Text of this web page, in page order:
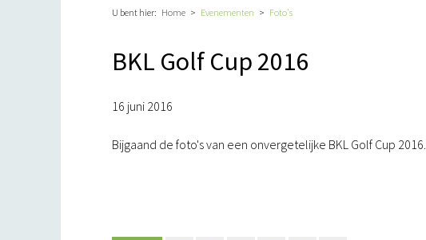
U bent hier: Home Evenementen Foto's
BKL Golf Cup 2016
16 juni 2016
Bijgaand de foto's van een onvergetelijke BKL Golf Cup 2016.